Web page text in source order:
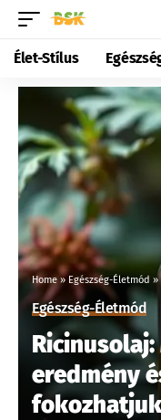
Élet-Stílus
Home »Egészség-Életmód »
Egészség-Életmód
eredmény